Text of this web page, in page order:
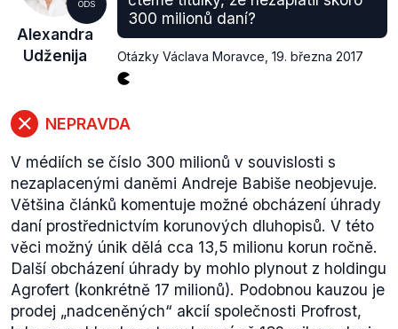
ODS
Alexandra
Udženija
300 milionů daní?
Otázky Václava Moravce 19. března 2017
NEPRAVDA
V médiích se číslo 300 milionů v souvislosti s
nezaplacenými daněmi Andreje Babiše neobjevuje.
Většina článků komentuje možné obcházení úhrady
daní prostřednictvím korunových dluhopisů. V této
věci možný únik dělá cca 13,5 milionu korun ročně.
Další obcházení úhrady by mohlo plynout z holdingu
Agrofert (konkrétně 17 milionů). Podobnou kauzou je
prodej „nadceněných“ akcií společnosti Profrost,